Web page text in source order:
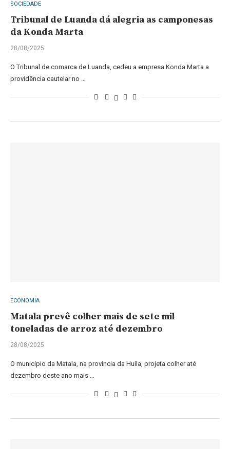
SOCIEDADE
Tribunal de Luanda dá alegria as camponesas
da Konda Marta
28/08/2025
O Tribunal de comarca de Luanda, cedeu a empresa Konda Marta a
providência cautelar no …
ECONOMIA
Matala prevê colher mais de sete mil
toneladas de arroz até dezembro
28/08/2025
O município da Matala, na província da Huíla, projeta colher até
dezembro deste ano mais …